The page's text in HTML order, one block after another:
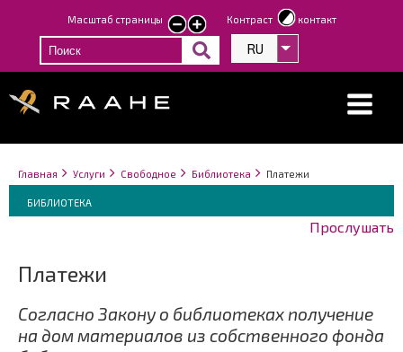
Перейти
к
основному
Масштаб страницы
smallerlarger
text
Контраст контакт
RU Список
Строка
навигации
You
here:
Главная Услуги Свободное Библиотека Платежи
Breadcrumbs
You
are
БИБЛИОТЕКА
Прослушать
Платежи
Согласно Закону о библиотеках получение
на дом материалов из собственного фонда